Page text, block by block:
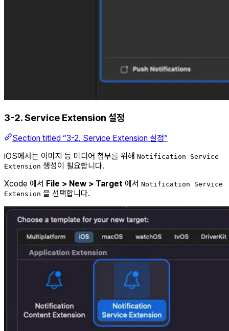
3-2. Service Extension 설정
Section titled “3-2. Service Extension 설정”
iOS에서는 이미지 등 미디어 첨부를 위해 Notification Service
Extension 생성이 필요합니다.
Xcode 에서 File > New > Target 에서 Notification Service
Extension 을 선택합니다.